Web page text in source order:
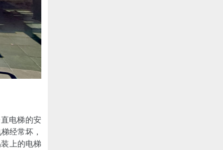
电梯的安
经常坏，
上的电梯